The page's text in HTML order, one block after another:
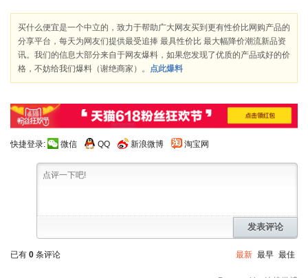
买什么便宜是一个中立的，致力于帮助广大网友买到更有性价比网购产品的
分享平台，每天为网友们提供最受追捧 最具性价比 最大幅降价潮流新品资
讯。我们的信息大部分来自于网友爆料，如果您发现了优质的产品或好的价
格，不妨给我们爆料（谢绝商家）。 点此爆料
快捷登录: 微信 QQ 新浪微博 淘宝网
发表评论
已有 0 条评论 最新 最早 最佳